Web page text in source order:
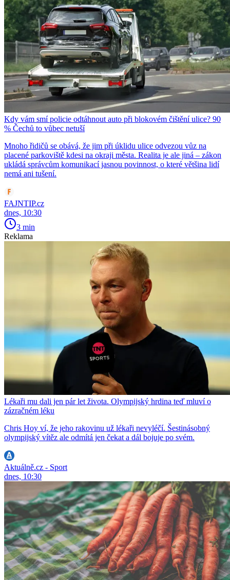
Kdy vám smí policie odtáhnout auto při blokovém čištění ulice? 90
% Čechů to vůbec netuší
Mnoho řidičů se obává, že jim při úklidu ulice odvezou vůz na
placené parkoviště kdesi na okraji města. Realita je ale jiná – zákon
ukládá správcům komunikací jasnou povinnost, o které většina lidí
nemá ani tušení.
FAJNTIP.cz
dnes, 10:30
3 min
Reklama
Lékaři mu dali jen pár let života. Olympijský hrdina teď mluví o
zázračném léku
Chris Hoy ví, že jeho rakovinu už lékaři nevyléčí. Šestinásobný
olympijský vítěz ale odmítá jen čekat a dál bojuje po svém.
Aktuálně.cz - Sport
dnes, 10:30